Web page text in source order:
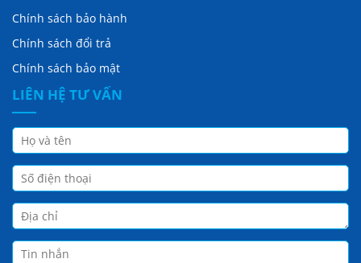
Chính sách bảo hành
Chính sách đổi trả
Chính sách bảo mật
LIÊN HỆ TƯ VẤN